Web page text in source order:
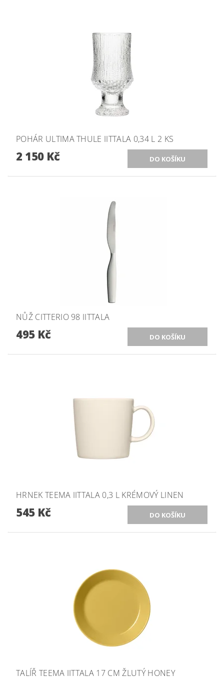
POHÁR ULTIMA THULE IITTALA 0,34 L 2 KS
2 150 Kč
NŮŽ CITTERIO 98 IITTALA
495 Kč
HRNEK TEEMA IITTALA 0,3 L KRÉMOVÝ LINEN
545 Kč
TALÍŘ TEEMA IITTALA 17 CM ŽLUTÝ HONEY